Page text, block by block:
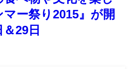
ー祭り2015』が開
29日